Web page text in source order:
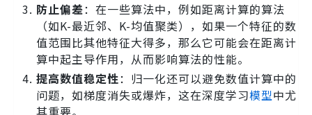
防止偏差：在一些算法中，例如距离计算的算法
（如K-最近邻、K-均值聚类），如果一个特征的数
值范围比其他特征大得多，那么它可能会在距离计
算中起主导作用，从而影响算法的性能。
提高数值稳定性：归一化还可以避免数值计算中的
问题，如梯度消失或爆炸，这在深度学习模型中尤
其重要。